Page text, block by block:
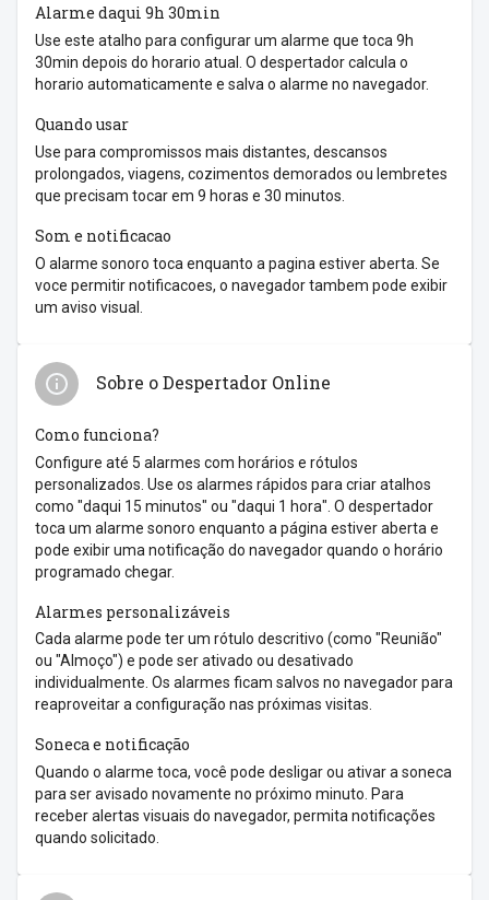
Alarme daqui 9h 30min
Use este atalho para configurar um alarme que toca 9h
30min depois do horario atual. O despertador calcula o
horario automaticamente e salva o alarme no navegador.
Quando usar
Use para compromissos mais distantes, descansos
prolongados, viagens, cozimentos demorados ou lembretes
que precisam tocar em 9 horas e 30 minutos.
Som e notificacao
O alarme sonoro toca enquanto a pagina estiver aberta. Se
voce permitir notificacoes, o navegador tambem pode exibir
um aviso visual.
Sobre o Despertador Online
Como funciona?
Configure até 5 alarmes com horários e rótulos
personalizados. Use os alarmes rápidos para criar atalhos
como "daqui 15 minutos" ou "daqui 1 hora". O despertador
toca um alarme sonoro enquanto a página estiver aberta e
pode exibir uma notificação do navegador quando o horário
programado chegar.
Alarmes personalizáveis
Cada alarme pode ter um rótulo descritivo (como "Reunião"
ou "Almoço") e pode ser ativado ou desativado
individualmente. Os alarmes ficam salvos no navegador para
reaproveitar a configuração nas próximas visitas.
Soneca e notificação
Quando o alarme toca, você pode desligar ou ativar a soneca
para ser avisado novamente no próximo minuto. Para
receber alertas visuais do navegador, permita notificações
quando solicitado.